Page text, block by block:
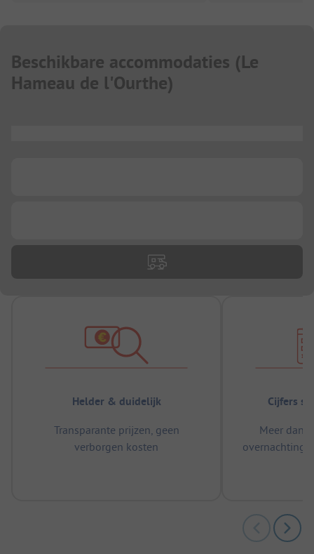
Beschikbare accommodaties (Le
Hameau de l'Ourthe)
Helder & duidelijk
Transparante prijzen, geen
verborgen kosten
Cijfers
Meer dan